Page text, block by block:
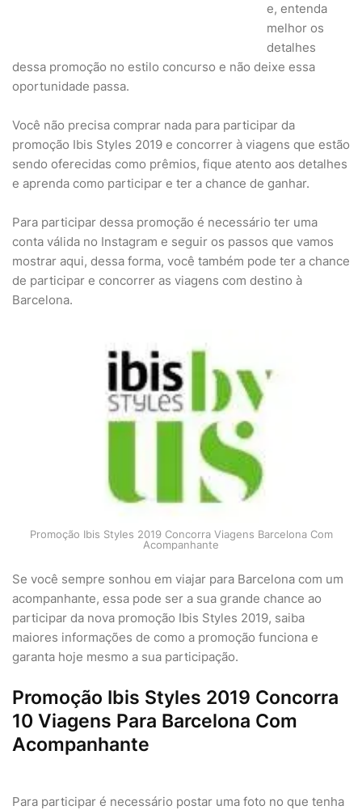
e, entenda
melhor os
detalhes
dessa promoção no estilo concurso e não deixe essa
oportunidade passa.
Você não precisa comprar nada para participar da
promoção Ibis Styles 2019 e concorrer à viagens que estão
sendo oferecidas como prêmios, fique atento aos detalhes
e aprenda como participar e ter a chance de ganhar.
Para participar dessa promoção é necessário ter uma
conta válida no Instagram e seguir os passos que vamos
mostrar aqui, dessa forma, você também pode ter a chance
de participar e concorrer as viagens com destino à
Barcelona.
Promoção Ibis Styles 2019 Concorra Viagens Barcelona Com
Acompanhante
Se você sempre sonhou em viajar para Barcelona com um
acompanhante, essa pode ser a sua grande chance ao
participar da nova promoção Ibis Styles 2019, saiba
maiores informações de como a promoção funciona e
garanta hoje mesmo a sua participação.
Promoção Ibis Styles 2019 Concorra
10 Viagens Para Barcelona Com
Acompanhante
Para participar é necessário postar uma foto no que tenha